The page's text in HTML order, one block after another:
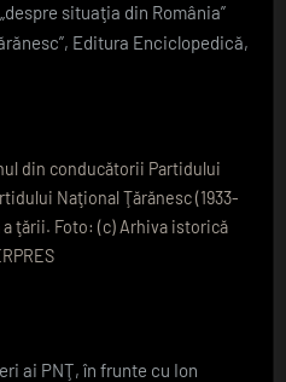
situaţia din România”
Editura Enciclopedică,
din conducătorii Partidului
Naţional Ţărănesc (1933-
a ţării. Foto: (c) Arhiva istorică
ai PNŢ, în frunte cu Ion